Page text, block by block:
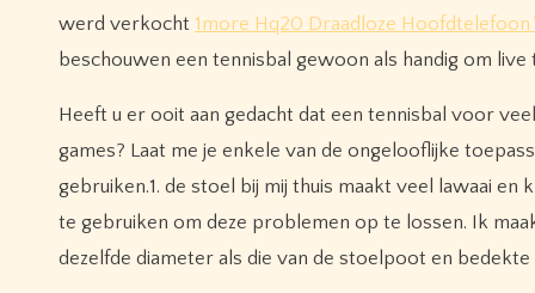
werd verkocht 1more Hq20 Draadloze Hoofdtelefoon
beschouwen een tennisbal gewoon als handig om
Heeft u er ooit aan gedacht dat een tennisbal voor
games? Laat me je enkele van de ongelooflijke
gebruiken.1. de stoel bij mij thuis maakt veel lawaai
te gebruiken om deze problemen op te lossen. Ik
dezelfde diameter als die van de stoelpoot en